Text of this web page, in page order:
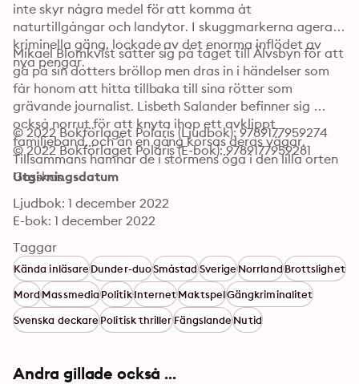
inte skyr några medel för att komma åt
naturtillgångar och landytor. I skuggmarkerna agerar
kriminella gäng, lockade av det enorma inflödet av
nya pengar.
Mikael Blomkvist sätter sig på tåget till Älvsbyn för att
gå på sin dotters bröllop men dras in i händelser som
får honom att hitta tillbaka till sina rötter som
grävande journalist. Lisbeth Salander befinner sig
också norrut för att knyta ihop ett avklippt
familjeband, och än en gång korsas deras vägar.
Tillsammans hamnar de i stormens öga i den lilla orten
Gasskas.
© 2022 Bokförlaget Polaris (Ljudbok): 9789177959274
© 2022 Bokförlaget Polaris (E-bok): 9789177959281
Utgivningsdatum
Ljudbok: 1 december 2022
E-bok: 1 december 2022
Taggar
Kända inläsareDunder-duoSmåstadSverigeNorrlandBrottslighet
MordMassmediaPolitikInternetMaktspelGängkriminalitet
Svenska deckarePolitisk thrillerFängslandeNutid
Andra gillade också ...